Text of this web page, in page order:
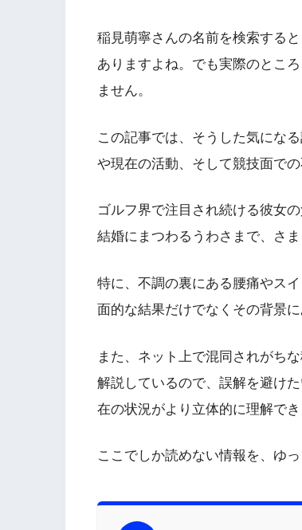
稲見萌寧さんの名前を検索する
ありますよね。でも実際のとこ
ません。
この記事では、そうした気にな
や現在の活動、そして競技面で
ゴルフ界で注目され続ける彼女
結婚にまつわるうわさまで、さ
特に、不調の裏にある腰痛やス
面的な結果だけでなくその背景
また、ネット上で混同されがち
解説しているので、誤解を避け
在の状況がより立体的に理解でき
ここでしか読めない情報を、ゆ